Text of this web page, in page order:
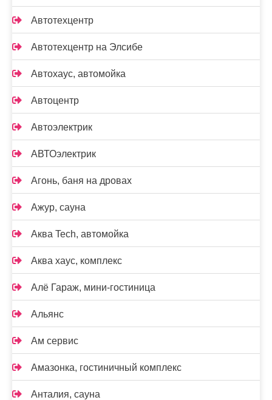
Автотехцентр
Автотехцентр на Элсибе
Автохаус, автомойка
Автоцентр
Автоэлектрик
АВТОэлектрик
Агонь, баня на дровах
Ажур, сауна
Аква Tech, автомойка
Аква хаус, комплекс
Алё Гараж, мини-гостиница
Альянс
Ам сервис
Амазонка, гостиничный комплекс
Анталия, сауна